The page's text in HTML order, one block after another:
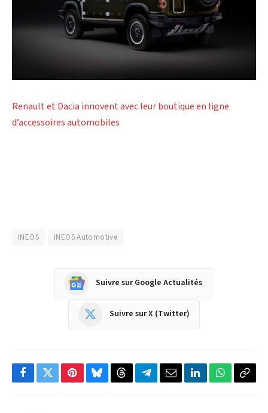
Renault et Dacia innovent avec leur boutique en ligne
d’accessoires automobiles
INEOS INEOS Automotive
Suivre sur Google Actualités
Suivre sur X (Twitter)
Facebook
TwitterPinterestBlueskyThreadsPartagerEmailLinkedInWhatsApp